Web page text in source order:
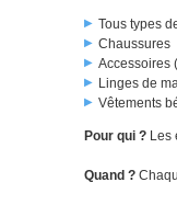
Tous types
Chaussures
Accessoires
Linges de
Vêtements
Pour qui ? Les
Quand ?